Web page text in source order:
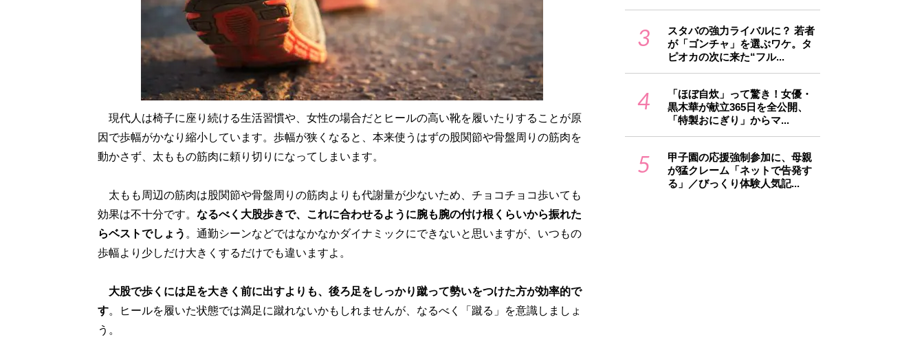
現代人は椅子に座り続ける生活習慣や、女性の場合だとヒールの高い靴を履いたりすることが原
因で歩幅がかなり縮小しています。歩幅が狭くなると、本来使うはずの股関節や骨盤周りの筋肉を
動かさず、太ももの筋肉に頼り切りになってしまいます。
太もも周辺の筋肉は股関節や骨盤周りの筋肉よりも代謝量が少ないため、チョコチョコ歩いても
効果は不十分です。 なるべく大股歩きで、これに合わせるように腕も腕の付け根くらいから振れた
らベストでしょう 。通勤シーンなどではなかなかダイナミックにできないと思いますが、いつもの
歩幅より少しだけ大きくするだけでも違いますよ。
大股で歩くには足を大きく前に出すよりも、後ろ足をしっかり蹴って勢いをつけた方が効率的で
す。ヒールを履いた状態では満足に蹴れないかもしれませんが、なるべく「蹴る」を意識しましょ
う。
3
スタバの強力ライバルに？ 若者
が「ゴンチャ」を選ぶワケ。タ
ピオカの次に来た“フル...
4
「ほぼ自炊」って驚き！女優・
黒木華が献立365日を全公開、
「特製おにぎり」からマ...
5
甲子園の応援強制参加に、母親
が猛クレーム「ネットで告発す
る」／びっくり体験人気記...